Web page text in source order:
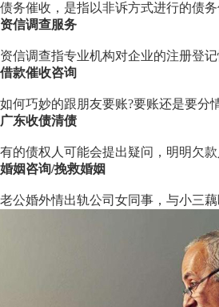
债务催收，是指以非诉方式进行的债
资信调查服务
资信调查指专业机构对企业的注册登
借款催收咨询
如何巧妙的跟朋友要账?要账还是要分
广东收债清债
有的债权人可能会提出疑问，明明欠
婚姻咨询/挽救婚姻
老公婚外情出轨公司女同事，与小三